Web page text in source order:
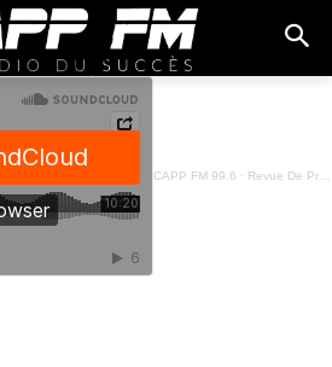
CAPP FM 99.6 · Revue De Presse Français - 01 Juillet 2025